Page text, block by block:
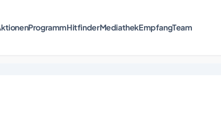
ProgrammHitfinderMediathekEmpfangTeam